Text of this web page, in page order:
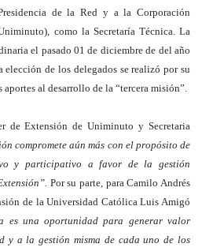
de la Red y a la Corporación
como la Secretaría Técnica. La
el pasado 01 de diciembre de del año
elección de los delegados se realizó por su
al desarrollo de la “tercera misión”.
de Extensión de Uniminuto y Secretaria
compromete aún más con el propósito de
y participativo a favor de la gestión
Por su parte, para Camilo Andrés
de la Universidad Católica Luis Amigó
es una oportunidad para generar valor
y a la gestión misma de cada uno de los